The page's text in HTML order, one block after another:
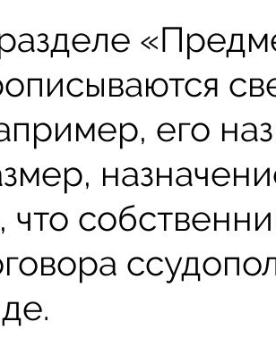
его
что